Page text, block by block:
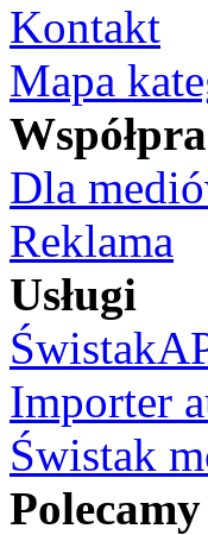
Kontakt
Mapa
Dla
Reklama
Usługi
Importer
Świstak
Polecamy